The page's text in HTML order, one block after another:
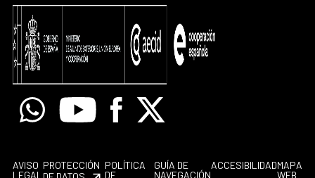
WhatsappYoutube Facebook
X
AVISO
LEGAL
PROTECCIÓN POLÍTICA
DE
GUÍA DE
NAVEGACIÓN
ACCESIBILIDADMAPA
WEB